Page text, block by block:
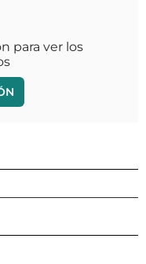
para ver los